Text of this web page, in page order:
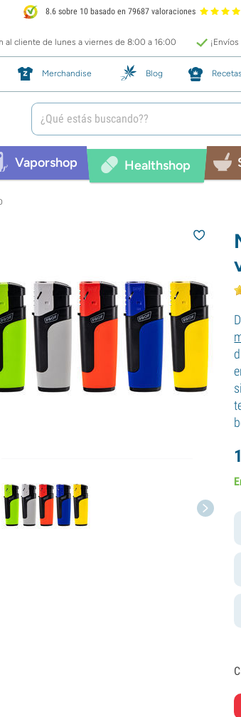
8.6 sobre 10 basado en 79687 valoraciones
al cliente de lunes a viernes de 8:00 a 16:00
Merchandise Blog Recetas
Vaporshop Healthshop